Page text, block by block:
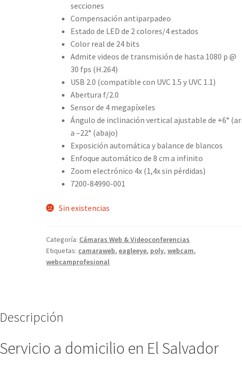
secciones
Compensación antiparpadeo
Estado de LED de 2 colores/4 estados
Color real de 24 bits
Admite videos de transmisión de hasta 1080 p @
30 fps (H.264)
USB 2.0 (compatible con UVC 1.5 y UVC 1.1)
Abertura f/2.0
Sensor de 4 megapíxeles
Ángulo de inclinación vertical ajustable de +6°
a –22° (abajo)
Exposición automática y balance de blancos
Enfoque automático de 8 cm a infinito
Zoom electrónico 4x (1,4x sin pérdidas)
7200-84990-001
Sin existencias
Categoría: Cámaras Web & Videoconferencias
Etiquetas: camaraweb,eagleeye, poly,webcam,
webcamprofesional
Descripción
Servicio a domicilio en El Salvador